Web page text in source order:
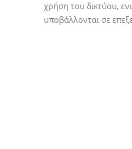
χρήση του δικτύου,
υποβάλλονται σε